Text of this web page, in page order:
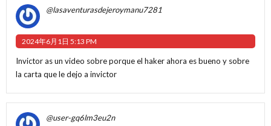
@lasaventurasdejeroymanu7281
2024年6月1日 5:13 PM
Invictor as un video sobre porque el haker ahora es bueno y sobre
la carta que le dejo a invictor
@user-gq6lm3eu2n